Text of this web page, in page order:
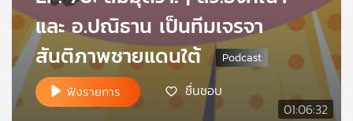
เอส
แผนที่
01:06:32
และ อ.ปณิธาน เป็นทีมเจรจา
สันติภาพชายแดนใต้
ฟังรายการ ชื่นชอบ